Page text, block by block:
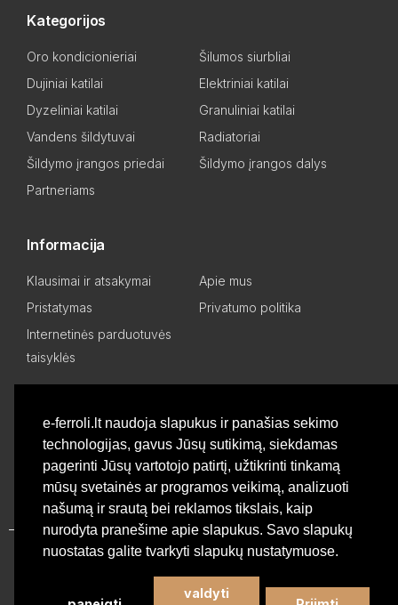
e-ferroli.lt naudoja slapukus ir panašias sekimo
technologijas, gavus Jūsų sutikimą, siekdamas
pagerinti Jūsų vartotojo patirtį, užtikrinti tinkamą
mūsų svetainės ar programos veikimą, analizuoti
našumą ir srautą bei reklamos tikslais, kaip
nurodyta pranešime apie slapukus. Savo slapukų
nuostatas galite tvarkyti slapukų nustatymuose.
valdyti
Kategorijos
Oro kondicionieriai
Šilumos siurbliai
Dujiniai katilai
Elektriniai katilai
Dyzeliniai katilai
Granuliniai katilai
Vandens šildytuvai
Radiatoriai
Šildymo įrangos priedai
Šildymo įrangos dalys
Partneriams
Informacija
Klausimai ir atsakymai
Apie mus
Pristatymas
Privatumo politika
Internetinės parduotuvės
taisyklės
Asmeninis kabinetas
Pageidavimų sąrašas
Palyginti produktus
Basket
Privatumo politika